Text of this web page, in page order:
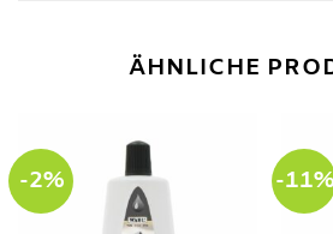
ÄHNLICHE
-2% -11%